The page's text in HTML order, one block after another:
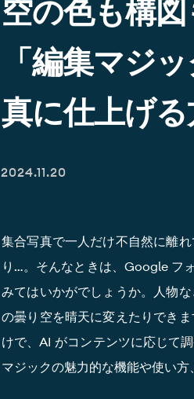
空の色も構
「編集マジ
真に仕上げ
2024.11.20
集合写真で一人だけ不自然に離
り…。そんなときは、Google フ
みてはいかがでしょうか。人物
の曇り空を晴天に変えたりでき
けで、AI がコンテンツに応じて
マジックの魅力的な機能や使い方